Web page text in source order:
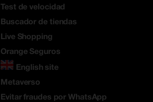
Test de velocidad
Buscador de tiendas
Live Shopping
Orange Seguros
English site
Metaverso
Evitar fraudes por WhatsApp